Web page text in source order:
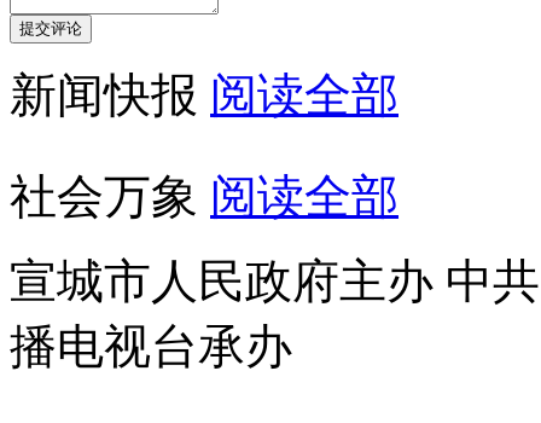
新闻快报 阅读全部
社会万象 阅读全部
宣城市人民政府主办 中
播电视台承办